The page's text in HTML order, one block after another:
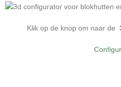
Klik op de knop om naar de